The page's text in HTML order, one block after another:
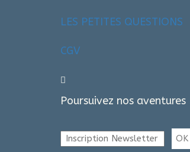
LES PETITES QUESTIONS
CGV
Poursuivez nos aventures